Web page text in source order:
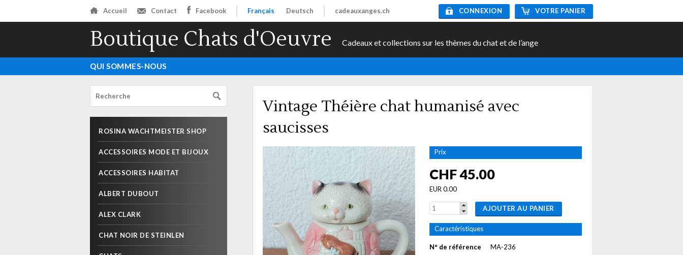
Accueil Contact Facebook Français Deutsch cadeauxanges.ch CONNEXION VOTRE PANIER
Boutique Chats d'Oeuvre Cadeaux et collections sur les thèmes du chat et de l’ange
QUI SOMMES-NOUS
ROSINA WACHTMEISTER SHOP
ACCESSOIRES MODE ET BIJOUX
ACCESSOIRES HABITAT
ALBERT DUBOUT
ALEX CLARK
CHAT NOIR DE STEINLEN
Vintage Théière chat humanisé avec
saucisses
Prix
CHF 45.00
EUR 0.00
AJOUTER AU PANIER
Caractéristiques
N° de référence
MA-236